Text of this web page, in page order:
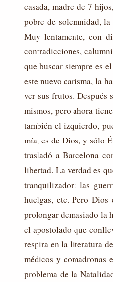
casada, madre de 7
pobre de solemnidad,
Muy lentamente, con
contradicciones,
que buscar siempre es
este nuevo carisma, la
ver sus frutos. Después
mismos, pero ahora
también el izquierdo,
mía, es de Dios, y sólo
trasladó a Barcelona
libertad. La verdad es
tranquilizador: las
huelgas, etc. Pero Dios
prolongar demasiado la
el apostolado que
respira en la literatura
médicos y
problema de la